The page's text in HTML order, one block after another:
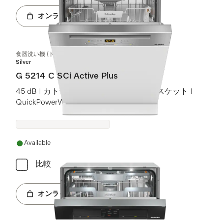
オンラインショップへ
食器洗い機 (ドア材取付専用タイプ)
Silver
G 5214 C SCi Active Plus
45 dB I カトラリートレイ I Comfort Cバスケット I
QuickPowerWash I AutoOpen
Available
比較
オンラインショップへ